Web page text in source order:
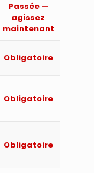
Passée —
agissez
maintenant
Obligatoire
Obligatoire
Obligatoire